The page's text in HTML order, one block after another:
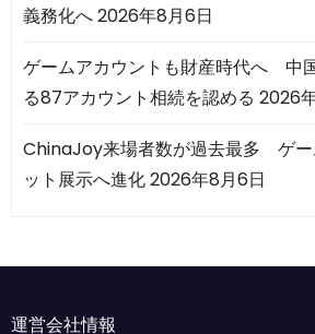
義務化へ2026年8月6日
ゲームアカウントも財産時代へ 中
る87アカウント相続を認める 2026
ChinaJoy来場者数が過去最多 ゲー
ット展示へ進化2026年8月6日
運営会社情報